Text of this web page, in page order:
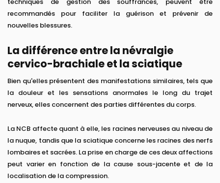
recommandés pour faciliter la guérison et prévenir de
nouvelles blessures.
La différence entre la névralgie
cervico-brachiale et la sciatique
Bien qu'elles présentent des manifestations similaires, tels que
la douleur et les sensations anormales le long du trajet
nerveux, elles concernent des parties différentes du corps.
La NCB affecte quant à elle, les racines nerveuses au niveau de
la nuque, tandis que la sciatique concerne les racines des nerfs
lombaires et sacrées. La prise en charge de ces deux affections
peut varier en fonction de la cause sous-jacente et de la
localisation de la compression.